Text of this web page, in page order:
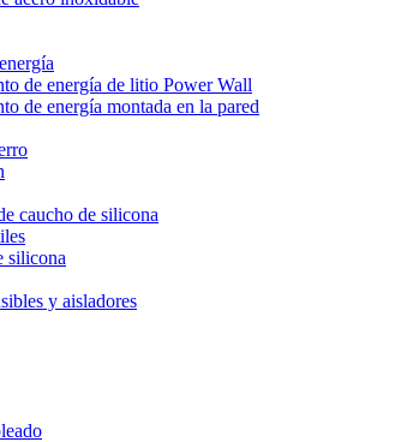
de energía de litio Power Wall
de energía montada en la pared
caucho de silicona
silicona
y aisladores